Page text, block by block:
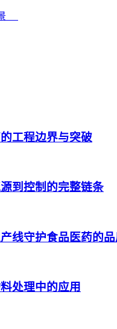
工程边界与突破
到控制的完整链条
线守护食品医药的
处理中的应用